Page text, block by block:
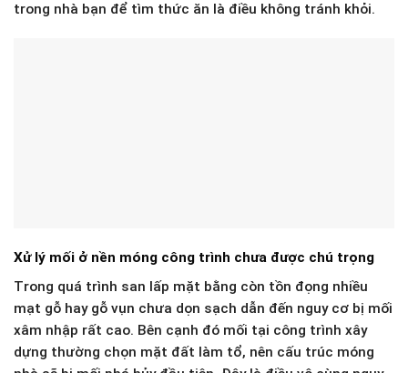
trong nhà bạn để tìm thức ăn là điều không tránh khỏi.
Xử lý mối ở nền móng công trình chưa được chú trọng
Trong quá trình san lấp mặt bằng còn tồn đọng nhiều
mạt gỗ hay gỗ vụn chưa dọn sạch dẫn đến nguy cơ bị mối
xâm nhập rất cao. Bên cạnh đó mối tại công trình xây
dựng thường chọn mặt đất làm tổ, nên cấu trúc móng